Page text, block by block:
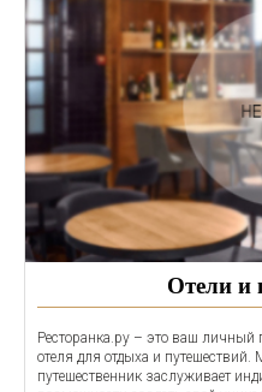
Отели и
Ресторанка.ру – это ваш
отеля для отдыха и
путешественник заслуживает